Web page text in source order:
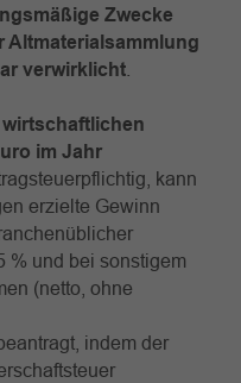
Zwecke
Altmaterialsammlung
verwirklicht
im Jahr
kann
erzielte Gewinn
% und bei sonstigem
(netto, ohne
indem der